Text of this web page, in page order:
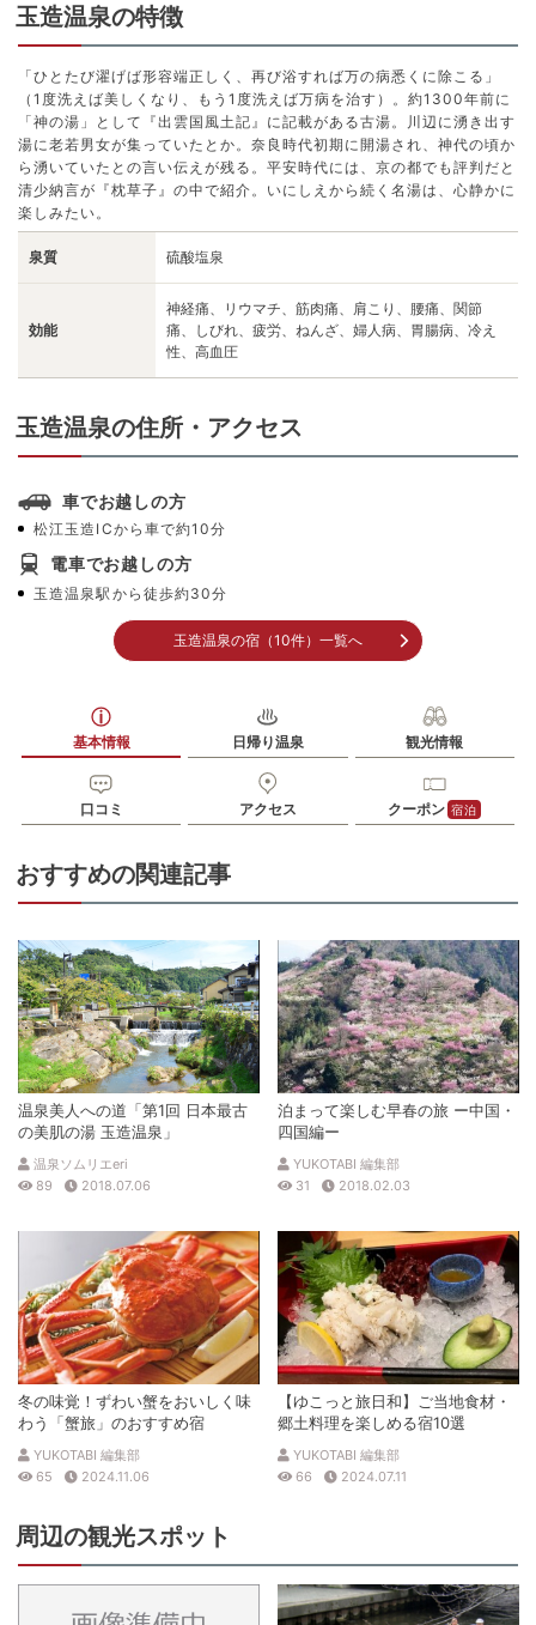
玉造温泉の特徴
「ひとたび濯げば形容端正しく、再び浴すれば万の病悉くに除こる」
（1度洗えば美しくなり、もう1度洗えば万病を治す）。約1300年前に
「神の湯」として『出雲国風土記』に記載がある古湯。川辺に湧き出す
湯に老若男女が集っていたとか。奈良時代初期に開湯され、神代の頃か
ら湧いていたとの言い伝えが残る。平安時代には、京の都でも評判だと
清少納言が『枕草子』の中で紹介。いにしえから続く名湯は、心静かに
楽しみたい。
泉質 硫酸塩泉
効能
神経痛、リウマチ、筋肉痛、肩こり、腰痛、関節
痛、しびれ、疲労、ねんざ、婦人病、胃腸病、冷え
性、高血圧
玉造温泉の住所・アクセス
車でお越しの方
松江玉造ICから車で約10分
電車でお越しの方
玉造温泉駅から徒歩約30分
玉造温泉の宿（10件）一覧へ
基本情報 日帰り温泉 観光情報
口コミ アクセス クーポン 宿泊
おすすめの関連記事
温泉美人への道「第1回 日本最古
の美肌の湯 玉造温泉」
温泉ソムリエeri
89
2018.07.06
泊まって楽しむ早春の旅 ー中国・
四国編ー
YUKOTABI 編集部
31
2018.02.03
冬の味覚！ずわい蟹をおいしく味
わう「蟹旅」のおすすめ宿
YUKOTABI 編集部
65
2024.11.06
【ゆこっと旅日和】ご当地食材・
郷土料理を楽しめる宿10選
YUKOTABI 編集部
66
2024.07.11
周辺の観光スポット